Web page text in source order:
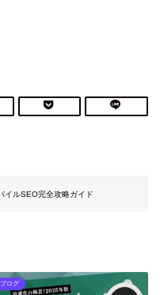
イルSEO完全攻略ガイド
ブログ